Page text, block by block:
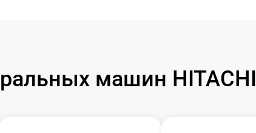
машин HITACHI